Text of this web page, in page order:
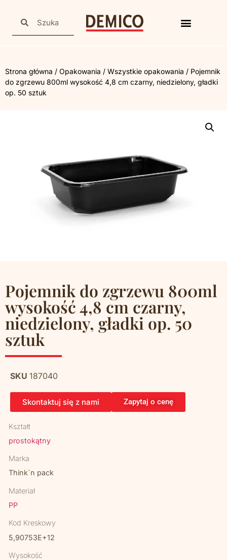
Strona główna / Opakowania / Wszystkie opakowania / Pojemnik
do zgrzewu 800ml wysokość 4,8 cm czarny, niedzielony, gładki
op. 50 sztuk
Pojemnik do zgrzewu 800ml
wysokość 4,8 cm czarny,
niedzielony, gładki op. 50
sztuk
SKU 187040
Skontaktuj się z nami Zapytaj o cenę
Kształt
prostokątny
Marka
Think`n pack
Materiał
PP
Kod Kreskowy
5,90753E+12
Wysokość